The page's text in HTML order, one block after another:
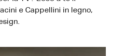
e Cappellini in legno,